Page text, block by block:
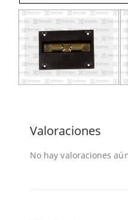
Valoraciones
No hay valoraciones